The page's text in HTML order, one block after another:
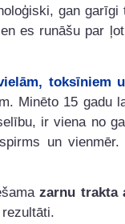
gan garīgi
es runāšu par
toksīniem
Minēto 15 gadu
ir viena no
un
zarnu trakta